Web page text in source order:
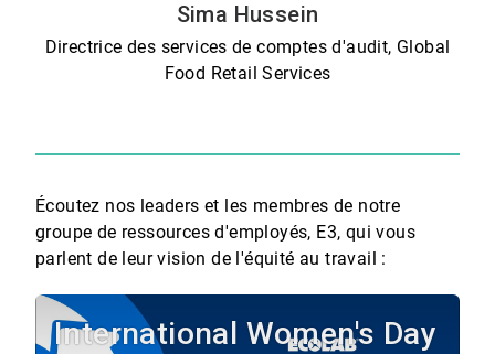
Sima Hussein
Directrice des services de comptes d'audit, Global
Food Retail Services
Écoutez nos leaders et les membres de notre
groupe de ressources d'employés, E3, qui vous
parlent de leur vision de l'équité au travail :
International Women's Day